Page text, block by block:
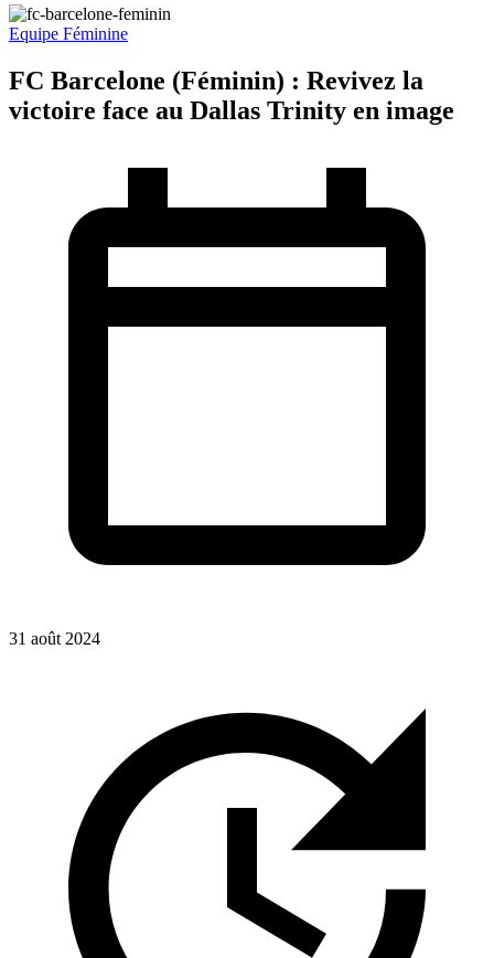
Equipe Féminine
FC Barcelone (Féminin) : Revivez la
victoire face au Dallas Trinity en image
31 août 2024